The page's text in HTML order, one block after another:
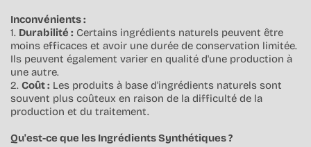
Inconvénients :
1. Durabilité : Certains ingrédients naturels peuvent être
moins efficaces et avoir une durée de conservation limitée.
Ils peuvent également varier en qualité d'une production à
une autre.
2. Coût : Les produits à base d'ingrédients naturels sont
souvent plus coûteux en raison de la difficulté de la
production et du traitement.
Qu'est-ce que les Ingrédients Synthétiques ?